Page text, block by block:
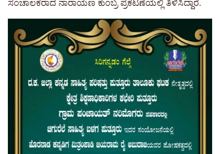
ಸಂಚಾಲಕರಾದ ನಾರಾಯಣ ಕುಂಬ್ರ ಪ್ರಕಟಣೆಯಲ್ಲಿ ತಿಳಿಸಿದ್ದಾರೆ.